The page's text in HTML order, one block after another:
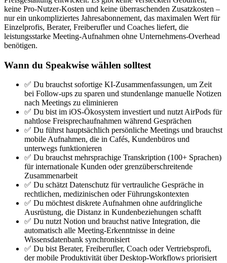
keine Pro-Nutzer-Kosten und keine überraschenden Zusatzkosten –
nur ein unkompliziertes Jahresabonnement, das maximalen Wert für
Einzelprofis, Berater, Freiberufler und Coaches liefert, die
leistungsstarke Meeting-Aufnahmen ohne Unternehmens-Overhead
benötigen.
Wann du Speakwise wählen solltest
✅ Du brauchst sofortige KI-Zusammenfassungen, um Zeit
bei Follow-ups zu sparen und stundenlange manuelle Notizen
nach Meetings zu eliminieren
✅ Du bist im iOS-Ökosystem investiert und nutzt AirPods für
nahtlose Freisprechaufnahmen während Gesprächen
✅ Du führst hauptsächlich persönliche Meetings und brauchst
mobile Aufnahmen, die in Cafés, Kundenbüros und
unterwegs funktionieren
✅ Du brauchst mehrsprachige Transkription (100+ Sprachen)
für internationale Kunden oder grenzüberschreitende
Zusammenarbeit
✅ Du schätzt Datenschutz für vertrauliche Gespräche in
rechtlichen, medizinischen oder Führungskontexten
✅ Du möchtest diskrete Aufnahmen ohne aufdringliche
Ausrüstung, die Distanz in Kundenbeziehungen schafft
✅ Du nutzt Notion und brauchst native Integration, die
automatisch alle Meeting-Erkenntnisse in deine
Wissensdatenbank synchronisiert
✅ Du bist Berater, Freiberufler, Coach oder Vertriebsprofi,
der mobile Produktivität über Desktop-Workflows priorisiert